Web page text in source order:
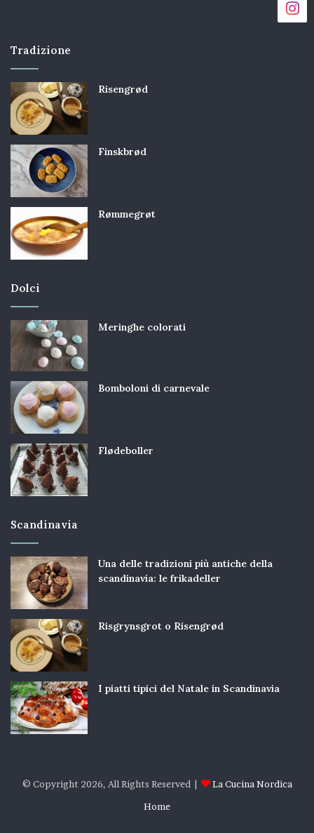
Tradizione
Risengrød
Finskbrød
Rømmegrøt
Dolci
Meringhe colorati
Bomboloni di carnevale
Flødeboller
Scandinavia
Una delle tradizioni più antiche della
scandinavia: le frikadeller
Risgrynsgrot o Risengrød
I piatti tipici del Natale in Scandinavia
© Copyright 2026, All Rights Reserved |
La Cucina Nordica
Home